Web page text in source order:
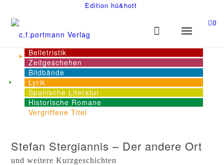
Edition hü&hott
0
Belletristik
Zeitgeschehen
Bildbände
Lyrik
Spanische Literatur
Historische Romane
Vergriffene Titel
Stefan Stergiannis – Der andere Ort
und weitere Kurzgeschichten